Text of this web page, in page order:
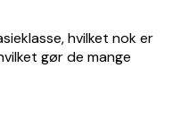
hvilket nok er
gør de mange